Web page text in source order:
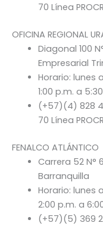
70 Línea
OFICINA REGIONAL
Diagonal 100
Empresarial
Horario: lunes
1:00 p.m. a
(+57)(4) 828
70 Línea
FENALCO ATLÁNTICO
Carrera 52 N°
Barranquilla
Horario: lunes
2:00 p.m. a
(+57)(5) 369